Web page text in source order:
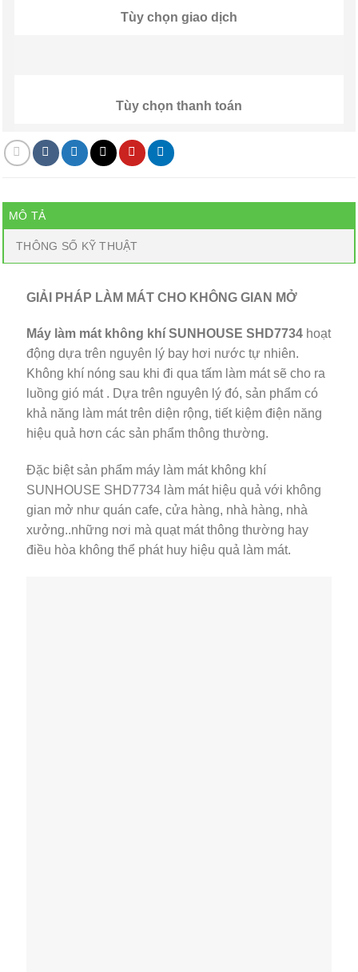
Tùy chọn giao dịch
Tùy chọn thanh toán
MÔ TẢ
THÔNG SỐ KỸ THUẬT
GIẢI PHÁP LÀM MÁT CHO KHÔNG GIAN MỞ
Máy làm mát không khí SUNHOUSE SHD7734 hoạt
động dựa trên nguyên lý bay hơi nước tự nhiên.
Không khí nóng sau khi đi qua tấm làm mát sẽ cho ra
luồng gió mát . Dựa trên nguyên lý đó, sản phẩm có
khả năng làm mát trên diện rộng, tiết kiệm điện năng
hiệu quả hơn các sản phẩm thông thường.
Đặc biệt sản phẩm máy làm mát không khí
SUNHOUSE SHD7734 làm mát hiệu quả với không
gian mở như quán cafe, cửa hàng, nhà hàng, nhà
xưởng..những nơi mà quạt mát thông thường hay
điều hòa không thể phát huy hiệu quả làm mát.